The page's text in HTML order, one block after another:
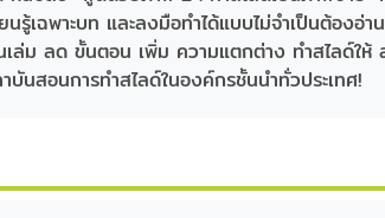
รู้เฉพาะบท และลงมือทำได้แบบไม่จำเป็นต้อง
ม ลด ขั้นตอน เพิ่ม ความแตกต่าง ทำสไลด์ให้
สอนการทำสไลด์ในองค์กรชั้นนำทั่วประเทศ!